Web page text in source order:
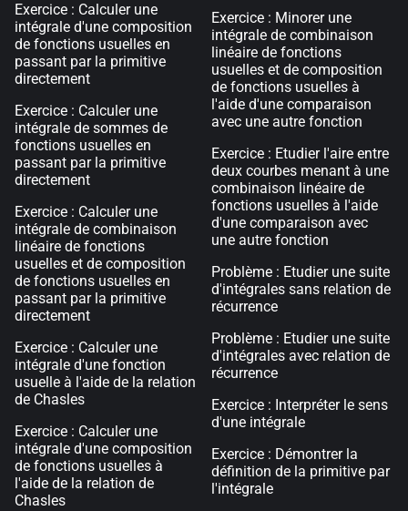
Exercice : Calculer une
intégrale d'une composition
de fonctions usuelles en
passant par la primitive
directement
Exercice : Calculer une
intégrale de sommes de
fonctions usuelles en
passant par la primitive
directement
Exercice : Calculer une
intégrale de combinaison
linéaire de fonctions
usuelles et de composition
de fonctions usuelles en
passant par la primitive
directement
Exercice : Calculer une
intégrale d'une fonction
usuelle à l'aide de la relation
de Chasles
Exercice : Calculer une
intégrale d'une composition
de fonctions usuelles à
l'aide de la relation de
Chasles
Exercice : Minorer une
intégrale de combinaison
linéaire de fonctions
usuelles et de composition
de fonctions usuelles à
l'aide d'une comparaison
avec une autre fonction
Exercice : Etudier l'aire entre
deux courbes menant à une
combinaison linéaire de
fonctions usuelles à l'aide
d'une comparaison avec
une autre fonction
Problème : Etudier une suite
d'intégrales sans relation de
récurrence
Problème : Etudier une suite
d'intégrales avec relation de
récurrence
Exercice : Interpréter le sens
d'une intégrale
Exercice : Démontrer la
définition de la primitive par
l'intégrale